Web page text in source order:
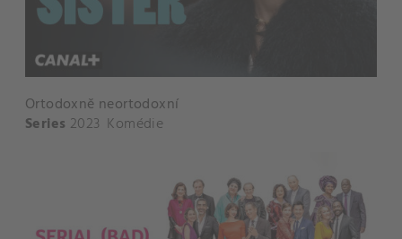
Ortodoxně neortodoxní
Series 2023 Komédie